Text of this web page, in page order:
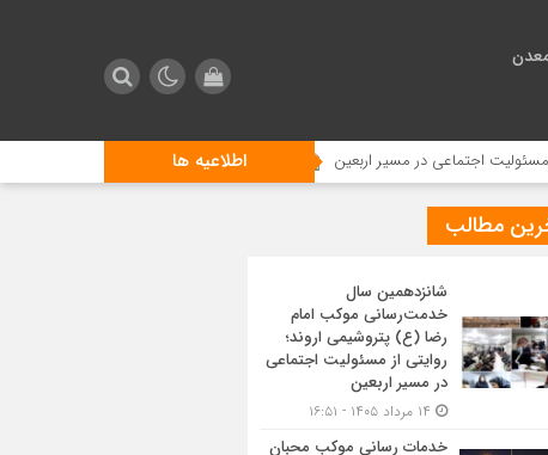
اطلاعیه ها در مسیر اربعین خدمات رسانی موکب محبان الرضای شهرداری منطقه ۴ در مسیر مشایه
مطالب
شانزدهمین سال
خدمت‌رسانی موکب امام
رضا (ع) پتروشیمی اروند؛
روایتی از مسئولیت اجتماعی
در مسیر اربعین
خدمات رسانی موکب محبان